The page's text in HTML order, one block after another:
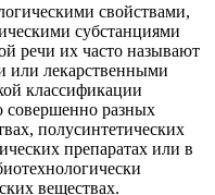
свойствами,
субстанциями
речи их часто называют
или лекарственными
классификации
совершенно разных
полусинтетических
препаратах или в
веществах.